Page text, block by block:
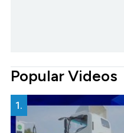
Popular Videos
1.